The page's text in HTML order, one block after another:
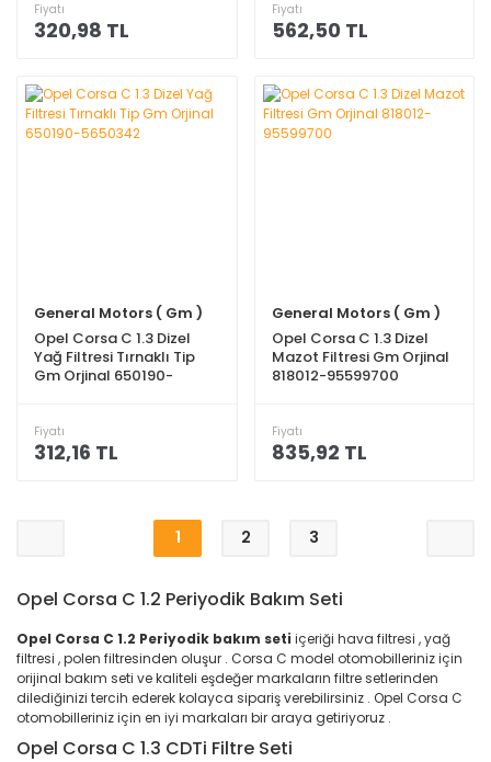
Fiyatı
320,98 TL
Fiyatı
562,50 TL
General Motors ( Gm )
Opel Corsa C 1.3 Dizel
Yağ Filtresi Tırnaklı Tip
Gm Orjinal 650190-
Fiyatı
312,16 TL
General Motors ( Gm )
Opel Corsa C 1.3 Dizel
Mazot Filtresi Gm Orjinal
818012-95599700
Fiyatı
835,92 TL
1 2 3
Opel Corsa C 1.2 Periyodik Bakım Seti
Opel Corsa C 1.2 Periyodik bakım seti içeriği hava filtresi , yağ
filtresi , polen filtresinden oluşur . Corsa C model otomobilleriniz için
orijinal bakım seti ve kaliteli eşdeğer markaların filtre setlerinden
dilediğinizi tercih ederek kolayca sipariş verebilirsiniz . Opel Corsa C
otomobilleriniz için en iyi markaları bir araya getiriyoruz .
Opel Corsa C 1.3 CDTi Filtre Seti